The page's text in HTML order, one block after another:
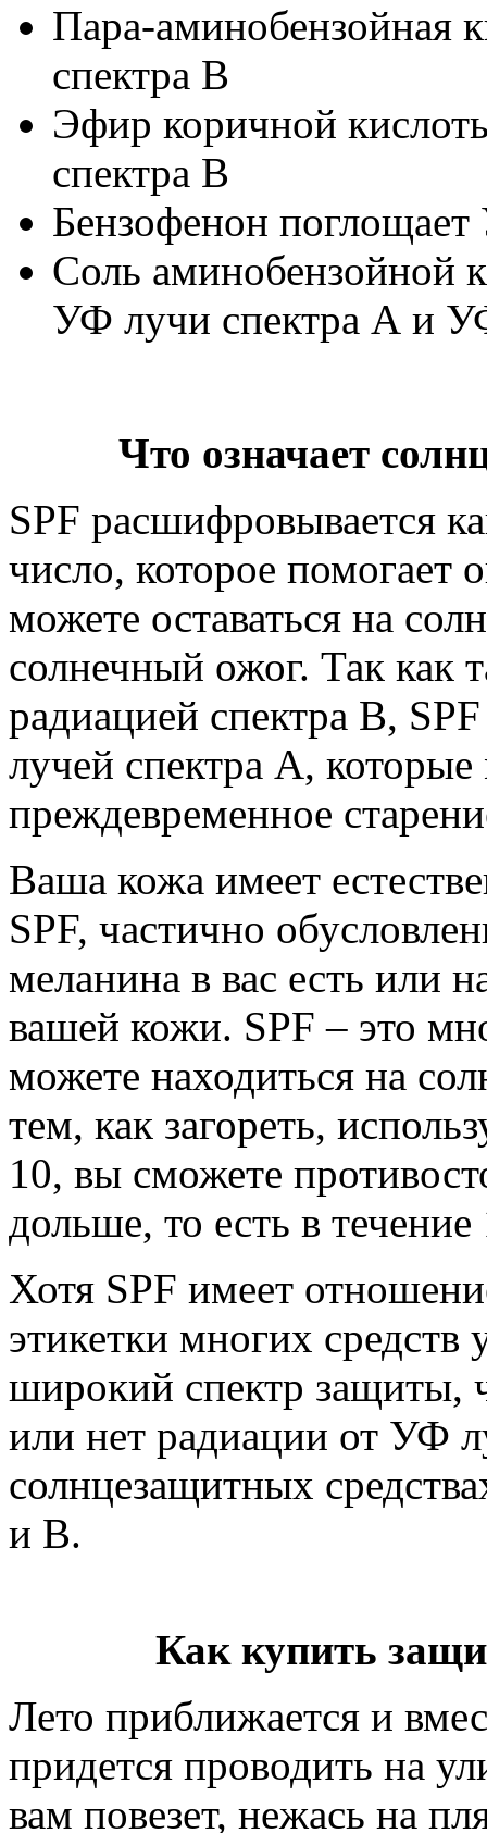
Пара-аминобензойная
спектра В
Эфир коричной
спектра В
Бензофенон
Соль аминобензойной
УФ лучи спектра А и
Что означает
SPF расшифровывается
число, которое помогает
можете оставаться на
солнечный ожог. Так как
радиацией спектра В,
лучей спектра А, которые
преждевременное
Ваша кожа имеет
SPF, частично
меланина в вас есть или
вашей кожи. SPF – это
можете находиться на
тем, как загореть,
10, вы сможете
дольше, то есть в
Хотя SPF имеет
этикетки многих средств
широкий спектр защиты,
или нет радиации от УФ
солнцезащитных
и В.
Как купить
Лето приближается и
придется проводить на
вам повезет, нежась на